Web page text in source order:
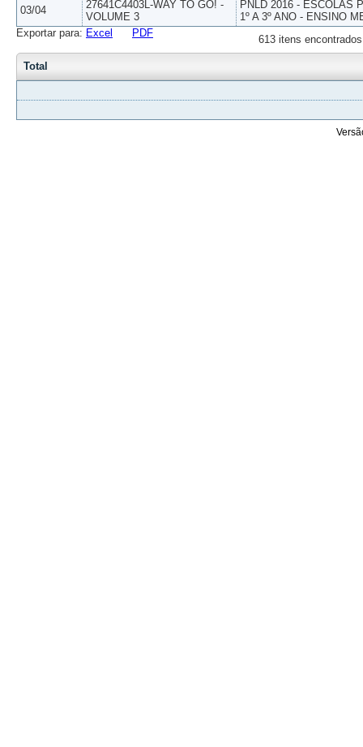
03/04
27641C4403L-WAY TO GO! -
VOLUME 3
PNLD 2016 - ESCOLAS
1º A 3º ANO - ENSINO
613 itens
Exportar para: Excel PDF
Total